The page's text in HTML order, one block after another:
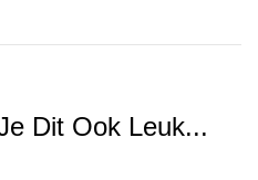
Dit Ook Leuk...